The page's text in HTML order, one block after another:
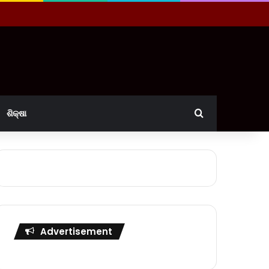
ଶିକ୍ଷା Search for
Advertisement